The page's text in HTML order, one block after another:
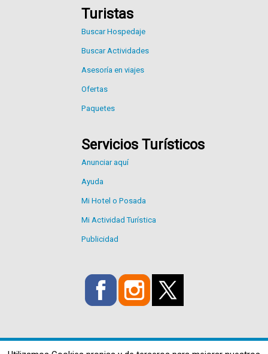
Turistas
Buscar Hospedaje
Buscar Actividades
Asesoría en viajes
Ofertas
Paquetes
Servicios Turísticos
Anunciar aquí
Ayuda
Mi Hotel o Posada
Mi Actividad Turística
Publicidad